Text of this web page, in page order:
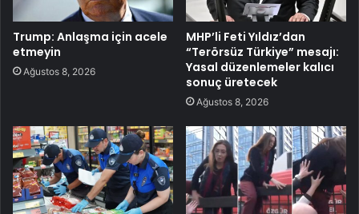
Trump: Anlaşma için acele
etmeyin
Ağustos 8, 2026
MHP’li Feti Yıldız’dan
“Terörsüz Türkiye” mesajı:
Yasal düzenlemeler kalıcı
sonuç üretecek
Ağustos 8, 2026